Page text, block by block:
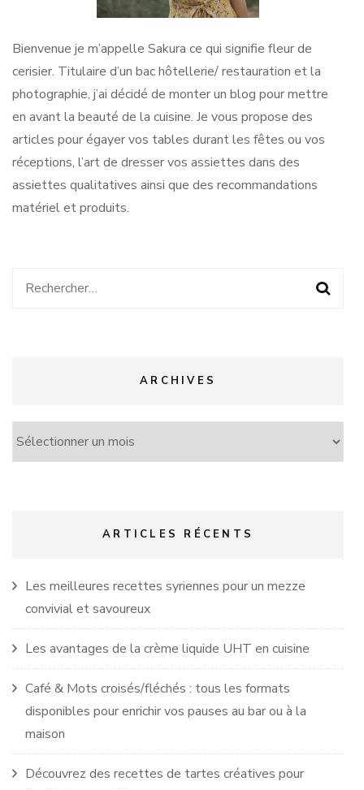
Bienvenue je m’appelle Sakura ce qui signifie fleur de
cerisier. Titulaire d’un bac hôtellerie/ restauration et la
photographie, j’ai décidé de monter un blog pour mettre
en avant la beauté de la cuisine. Je vous propose des
articles pour égayer vos tables durant les fêtes ou vos
réceptions, l’art de dresser vos assiettes dans des
assiettes qualitatives ainsi que des recommandations
matériel et produits.
Rechercher :
ARCHIVES
Archives
ARTICLES RÉCENTS
Les meilleures recettes syriennes pour un mezze
convivial et savoureux
Les avantages de la crème liquide UHT en cuisine
Café & Mots croisés/fléchés : tous les formats
disponibles pour enrichir vos pauses au bar ou à la
maison
Découvrez des recettes de tartes créatives pour